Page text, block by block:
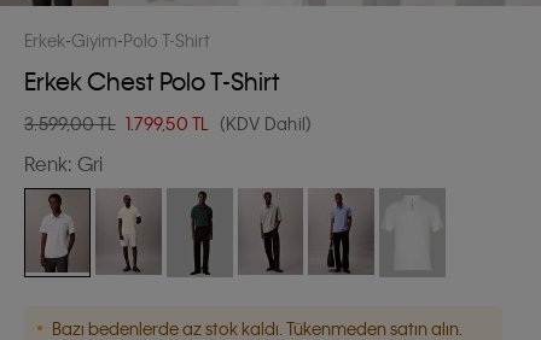
Erkek Giyim Polo T-Shirt
Erkek Chest Polo T-Shirt
3.599,00 TL 1.799,50 TL (KDV Dahil)
Renk: Gri
Bazı bedenlerde az stok kaldı. Tükenmeden satın alın.